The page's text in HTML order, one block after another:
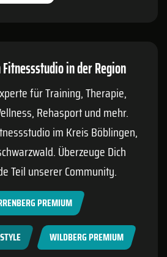
in der Region
für Training, Therapie,
Rehasport und mehr.
im KreisBöblingen,
Überzeuge Dich
Teil unserer Community.
PREMIUM
WILDBERG PREMIUM